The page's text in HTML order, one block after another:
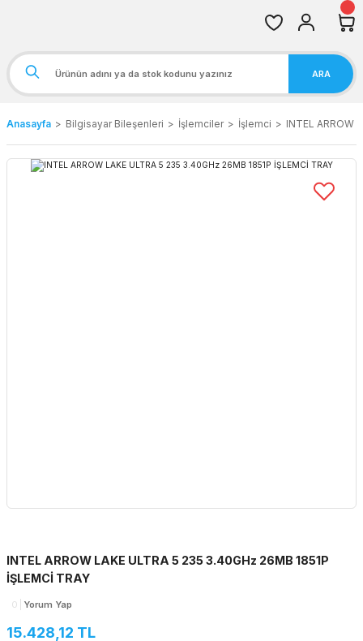
ARA
Anasayfa Bilgisayar Bileşenleri İşlemciler İşlemci INTEL ARROW
INTEL ARROW LAKE ULTRA 5 235 3.40GHz 26MB 1851P
İŞLEMCİ TRAY
0 Yorum Yap
15.428,12 TL